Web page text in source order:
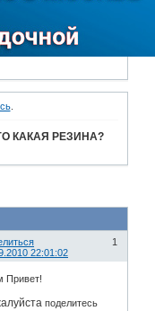
.
КАКАЯ РЕЗИНА?
1
22:01:02
Привет!
поделитесь